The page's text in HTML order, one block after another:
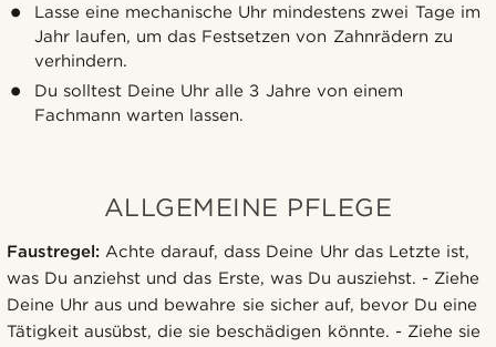
Lasse eine mechanische Uhr mindestens zwei Tage im
Jahr laufen, um das Festsetzen von Zahnrädern zu
verhindern.
Du solltest Deine Uhr alle 3 Jahre von einem
Fachmann warten lassen.
ALLGEMEINE PFLEGE
Faustregel: Achte darauf, dass Deine Uhr das Letzte ist,
was Du anziehst und das Erste, was Du ausziehst. - Ziehe
Deine Uhr aus und bewahre sie sicher auf, bevor Du eine
Tätigkeit ausübst, die sie beschädigen könnte. - Ziehe sie